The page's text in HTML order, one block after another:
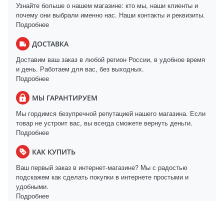
Узнайте больше о нашем магазине: кто мы, наши клиенты и
почему они выбрали именно нас. Наши контакты и реквизиты.
Подробнее
ДОСТАВКА
Доставим ваш заказ в любой регион России, в удобное время
и день. Работаем для вас, без выходных.
Подробнее
МЫ ГАРАНТИРУЕМ
Мы гордимся безупречной репутацией нашего магазина. Если
товар не устроит вас, вы всегда сможете вернуть деньги.
Подробнее
КАК КУПИТЬ
Ваш первый заказ в интернет-магазине? Мы с радостью
подскажем как сделать покупки в интернете простыми и
удобными.
Подробнее